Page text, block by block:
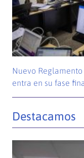
Nuevo
entra en su fase
Destacamos